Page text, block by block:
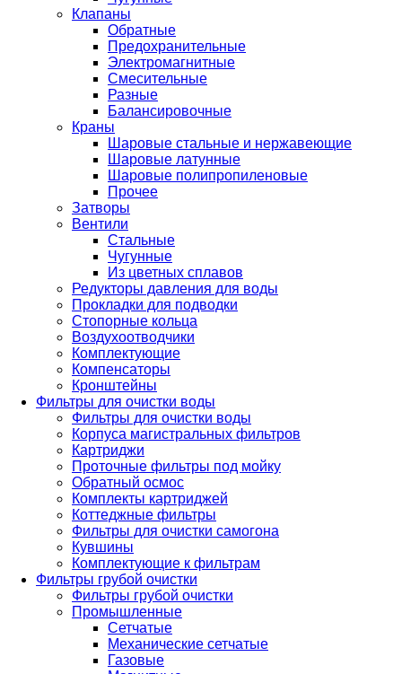
Клапаны
Обратные
Предохранительные
Электромагнитные
Смесительные
Разные
Балансировочные
Краны
Шаровые стальные и нержавеющие
Шаровые латунные
Шаровые полипропиленовые
Прочее
Затворы
Вентили
Стальные
Чугунные
Из цветных сплавов
Редукторы давления для воды
Прокладки для подводки
Стопорные кольца
Воздухоотводчики
Комплектующие
Компенсаторы
Кронштейны
Фильтры для очистки воды
Фильтры для очистки воды
Корпуса магистральных фильтров
Картриджи
Проточные фильтры под мойку
Обратный осмос
Комплекты картриджей
Коттеджные фильтры
Фильтры для очистки самогона
Кувшины
Комплектующие к фильтрам
Фильтры грубой очистки
Фильтры грубой очистки
Промышленные
Сетчатые
Механические сетчатые
Газовые